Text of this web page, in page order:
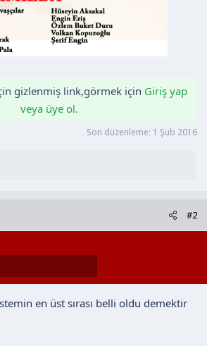
gizlenmiş link,görmek için Giriş yap
veya üye ol.
Son düzenleme: 1 Şub 2016
#2
en üst sırası belli oldu demektir